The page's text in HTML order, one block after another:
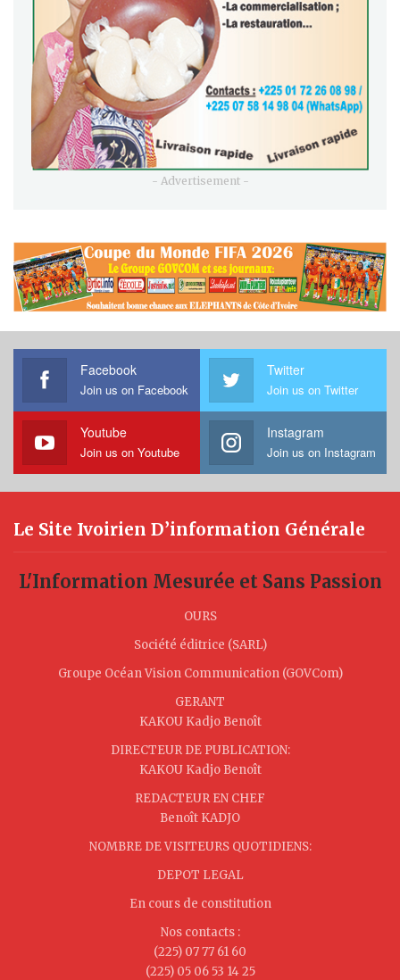
- Advertisement -
Facebook
Join us on Facebook
Twitter
Join us on Twitter
Youtube
Join us on Youtube
Instagram
Join us on Instagram
Le Site Ivoirien D’information Générale
L'Information Mesurée et Sans Passion
OURS
Société éditrice (SARL)
Groupe Océan Vision Communication (GOVCom)
GERANT
KAKOU Kadjo Benoît
DIRECTEUR DE PUBLICATION:
KAKOU Kadjo Benoît
REDACTEUR EN CHEF
Benoît KADJO
NOMBRE DE VISITEURS QUOTIDIENS:
DEPOT LEGAL
En cours de constitution
Nos contacts :
(225) 07 77 61 60
(225) 05 06 53 14 25